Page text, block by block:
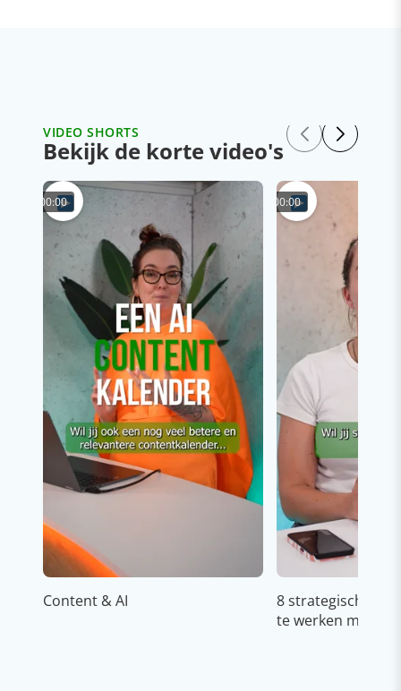
VIDEO SHORTS
Bekijk de korte video's
00:00
Content & AI
00:00
8 strategische
te werken met